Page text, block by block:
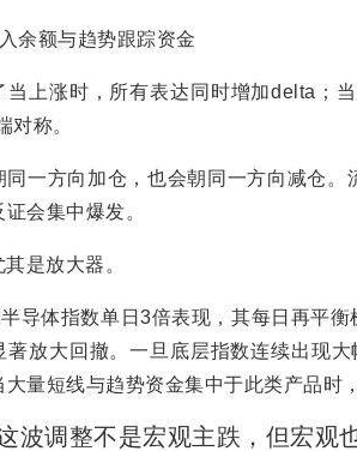
余额与趋势跟踪资金
当上涨时，所有表达同时增加delta；
对称。
同一方向加仓，也会朝同一方向减仓
会集中爆发。
是放大器。
导体指数单日3倍表现，其每日再平
著放大回撤。一旦底层指数连续出现
大量短线与趋势资金集中于此类产品时
波调整不是宏观主跌，但宏观